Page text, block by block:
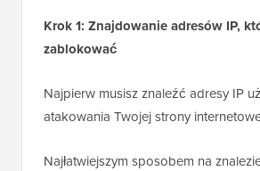
Wadą tej metody jest to, że hakerzy
swoje adresy IP i kontynuować
Na szczęście wiele zpowszechnych
sprawia, że ta metoda jest skuteczna